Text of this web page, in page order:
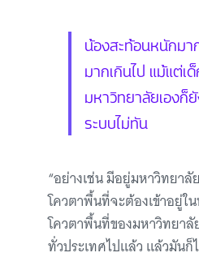
น้องสะท้อนหนักม
มากเกินไป แม้แต่เ
มหาวิทยาลัยเองก็
ระบบไม่ทัน
“อย่างเช่น มีอยู่มหาวิทยาลั
โควตาพื้นที่จะต้องเข้าอยู่
โควตาพื้นที่ของมหาวิทยาลั
ทั่วประเทศไปแล้ว แล้วมันก็